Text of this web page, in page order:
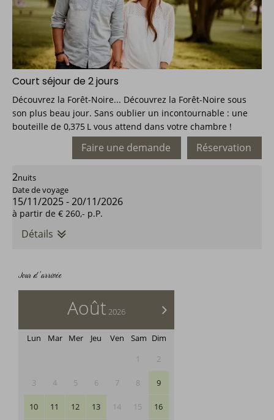
Court séjour de 2 jours
Découvrez la Forêt-Noire... Découvrez la Forêt-Noire sous
son plus beau jour. Sans oublier un incontournable : une
bouteille de 0,375 L vous attend dans votre chambre !
Réservation
Faire une demande
2nuits
Date de voyage
15/11/2025-20/11/2026
à partir de € 260,- p.P.
Détails
Jour d’arrivée
>
Août 2026
Lun Mar Mer Jeu Ven Sam Dim
1
2
3 4 5 6 7 8 9
10 11 12 13 14 15 16